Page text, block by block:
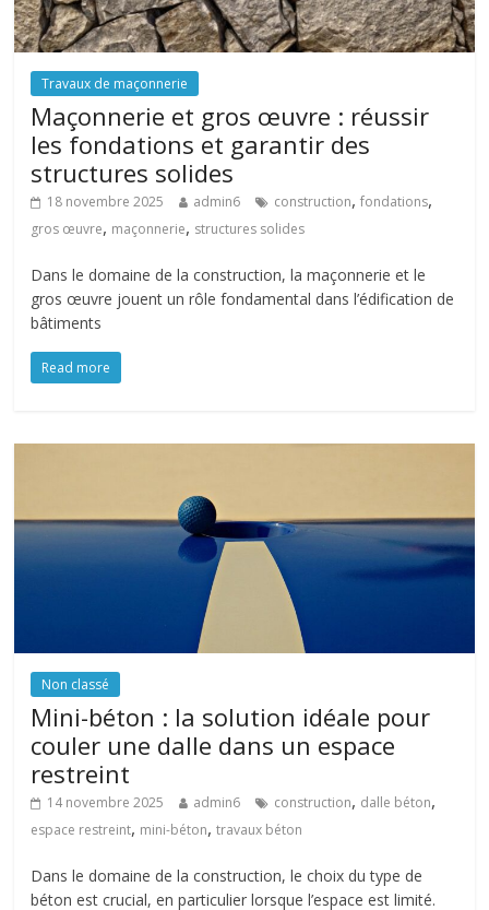
Travaux de maçonnerie
Maçonnerie et gros œuvre : réussir
les fondations et garantir des
structures solides
18 novembre 2025 admin6 construction,fondations,
gros œuvre, maçonnerie, structures solides
Dans le domaine de la construction, la maçonnerie et le
gros œuvre jouent un rôle fondamental dans l’édification de
bâtiments
Read more
Non classé
Mini-béton : la solution idéale pour
couler une dalle dans un espace
restreint
14 novembre 2025 admin6 construction, dalle béton,
espace restreint, mini-béton,travaux béton
Dans le domaine de la construction, le choix du type de
béton est crucial, en particulier lorsque l’espace est limité.